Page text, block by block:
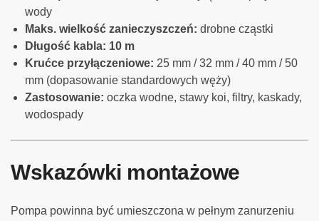
wody
Maks. wielkość zanieczyszczeń: drobne cząstki
Długość kabla: 10 m
Krućce przyłączeniowe: 25 mm / 32 mm / 40 mm / 50
mm (dopasowanie standardowych węży)
Zastosowanie: oczka wodne, stawy koi, filtry, kaskady,
wodospady
Wskazówki montażowe
Pompa powinna być umieszczona w pełnym zanurzeniu